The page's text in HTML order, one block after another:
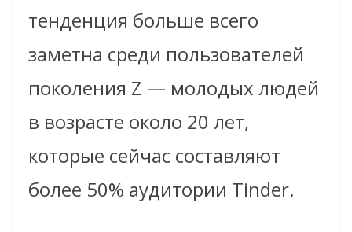
тенденция больше всего
заметна среди пользователей
поколения Z — молодых людей
в возрасте около 20 лет,
которые сейчас составляют
более 50% аудитории Tinder.